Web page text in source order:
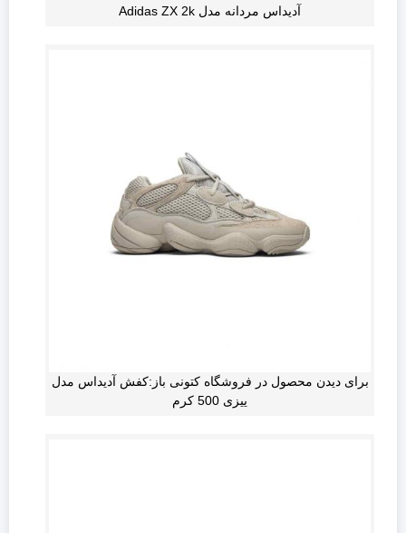
آدیداس مردانه مدل Adidas ZX 2k
برای دیدن محصول در فروشگاه کتونی باز:کفش آدیداس مدل
ییزی 500 کرم